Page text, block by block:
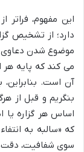
این مفهوم، فراتر
دارد؛ از تشخیص
موضوع شدن دعاوی
می کند که پایه
آن است. بنابراین،
بنگریم و قبل از
اساس هر گزاره یا
که «سالبه به
سوی شفافیت، دقت